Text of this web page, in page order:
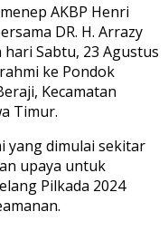
AKBP Henri
DR. H. Arrazy
hari Sabtu, 23 Agustus
ke Pondok
Kecamatan
Timur.
yang dimulai sekitar
upaya untuk
Pilkada 2024